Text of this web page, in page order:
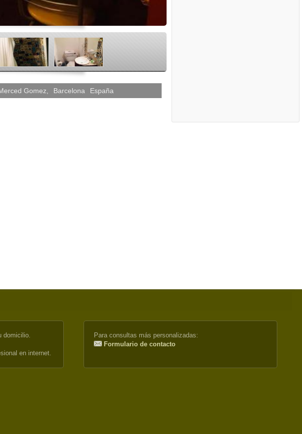
Gomez Barcelona España
domicilio.
en internet.
Para consultas más personalizadas:
Formulario de contacto